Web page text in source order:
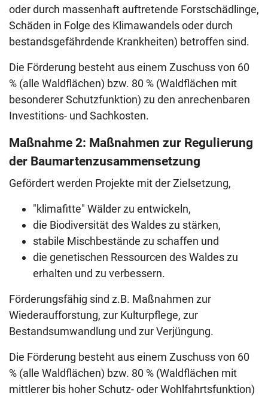
oder durch massenhaft auftretende Forstschädlinge,
Schäden in Folge des Klimawandels oder durch
bestandsgefährdende Krankheiten) betroffen sind.
Die Förderung besteht aus einem Zuschuss von 60
% (alle Waldflächen) bzw. 80 % (Waldflächen mit
besonderer Schutzfunktion) zu den anrechenbaren
Investitions- und Sachkosten.
Maßnahme 2: Maßnahmen zur Regulierung
der Baumartenzusammensetzung
Gefördert werden Projekte mit der Zielsetzung,
"klimafitte" Wälder zu entwickeln,
die Biodiversität des Waldes zu stärken,
stabile Mischbestände zu schaffen und
die genetischen Ressourcen des Waldes zu
erhalten und zu verbessern.
Förderungsfähig sind z.B. Maßnahmen zur
Wiederaufforstung, zur Kulturpflege, zur
Bestandsumwandlung und zur Verjüngung.
Die Förderung besteht aus einem Zuschuss von 60
% (alle Waldflächen) bzw. 80 % (Waldflächen mit
mittlerer bis hoher Schutz- oder Wohlfahrtsfunktion)